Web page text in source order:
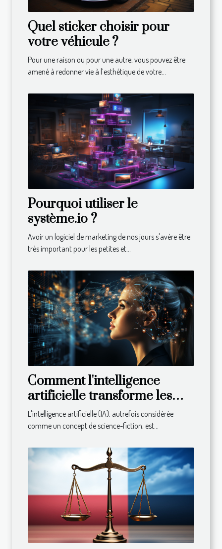
Quel sticker choisir pour
votre véhicule ?
Pour une raison ou pour une autre, vous pouvez être
amené à redonner vie à l’esthétique de votre...
Pourquoi utiliser le
système.io ?
Avoir un logiciel de marketing de nos jours s'avère être
très important pour les petites et...
Comment l'intelligence
artificielle transforme les
entreprises
L'intelligence artificielle (IA), autrefois considérée
comme un concept de science-fiction, est...